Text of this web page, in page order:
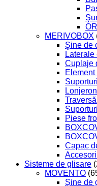
MERIVOBOX
Şine de
Laterale
Cuplaje
Element
Piese
Capac
Sisteme de glisare
MOVENTO
Şine de